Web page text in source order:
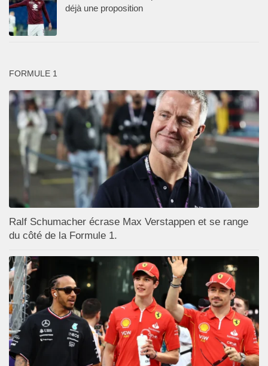
déjà une proposition
FORMULE 1
Ralf Schumacher écrase Max Verstappen et se range
du côté de la Formule 1.